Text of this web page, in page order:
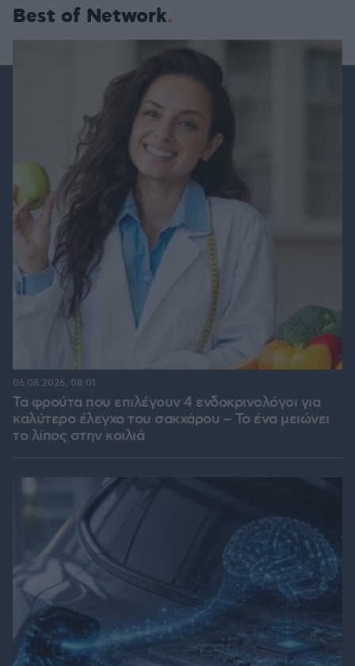
Best of Network
Τα φρούτα που επιλέγουν 4 ενδοκρινολόγοι για
καλύτερο έλεγχο του σακχάρου – Το ένα μειώνει
το λίπος στην κοιλιά
06.08.2026, 08:01